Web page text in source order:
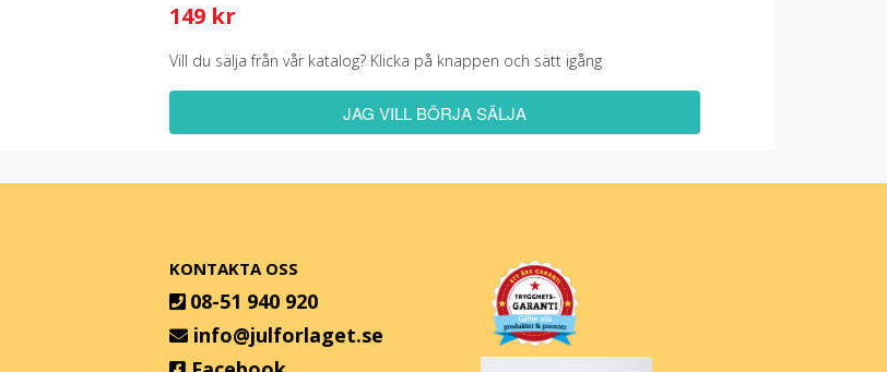
149 kr
Vill du sälja från vår katalog? Klicka på knappen och sätt igång
JAG VILL BÖRJA SÄLJA
KONTAKTA OSS
08-51 940 920
info@julforlaget.se